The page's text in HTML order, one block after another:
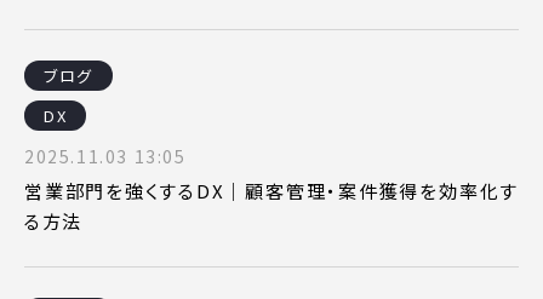
ブログ
DX
2025.11.03 13:05
営業部門を強くするDX｜顧客管理・案件獲得を効率化す
る方法